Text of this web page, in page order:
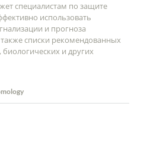
специалистам по защите
использовать
и прогноза
списки рекомендованных
и других